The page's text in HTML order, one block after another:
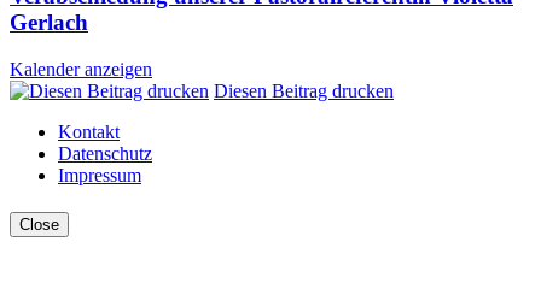
Gerlach
Kalender anzeigen
Diesen Beitrag drucken
Kontakt
Datenschutz
Impressum
Close